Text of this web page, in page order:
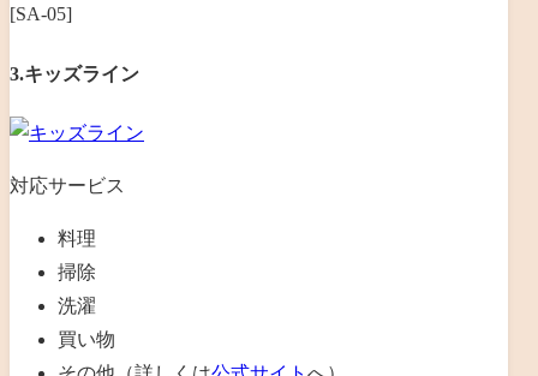
[SA-05]
3.キッズライン
対応サービス
料理
掃除
洗濯
買い物